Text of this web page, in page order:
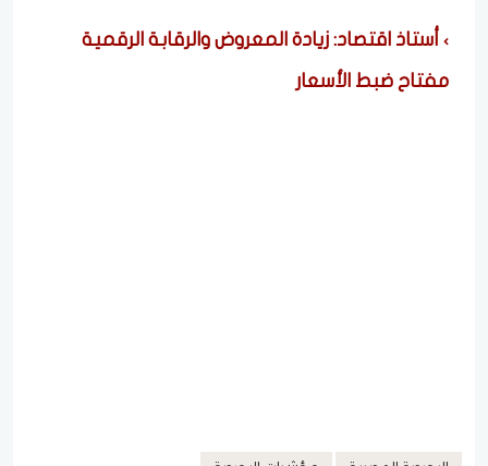
أستاذ اقتصاد: زيادة المعروض والرقابة الرقمية
مفتاح ضبط الأسعار